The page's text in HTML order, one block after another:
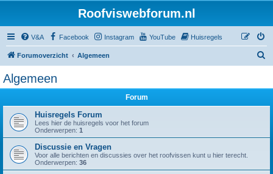
Roofviswebforum.nl
V&A Facebook Instagram YouTube Huisregels
Forumoverzicht Algemeen
Algemeen
Forum
Huisregels Forum
Lees hier de huisregels voor het forum
Onderwerpen: 1
Discussie en Vragen
Voor alle berichten en discussies over het roofvissen kunt u hier terecht.
Onderwerpen: 36